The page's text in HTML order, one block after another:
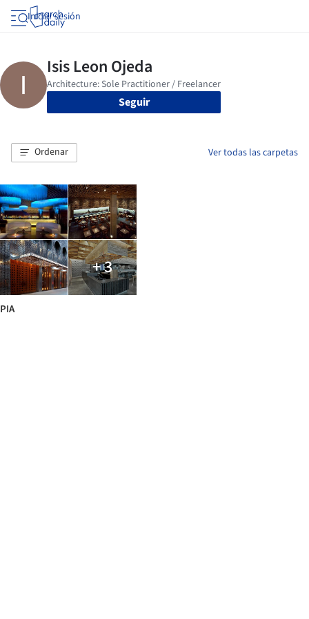
Iniciar sesión
Seguir
Ordenar Ver todas las carpetas
+ 3
PIA